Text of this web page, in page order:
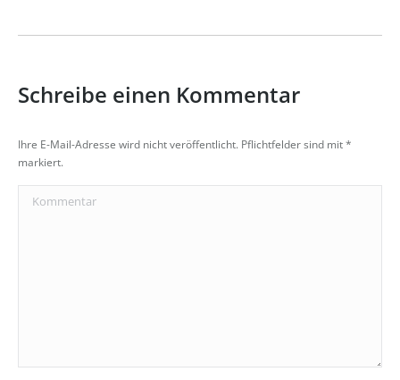
Schreibe einen Kommentar
Ihre E-Mail-Adresse wird nicht veröffentlicht. Pflichtfelder sind mit*
markiert.
Kommentar